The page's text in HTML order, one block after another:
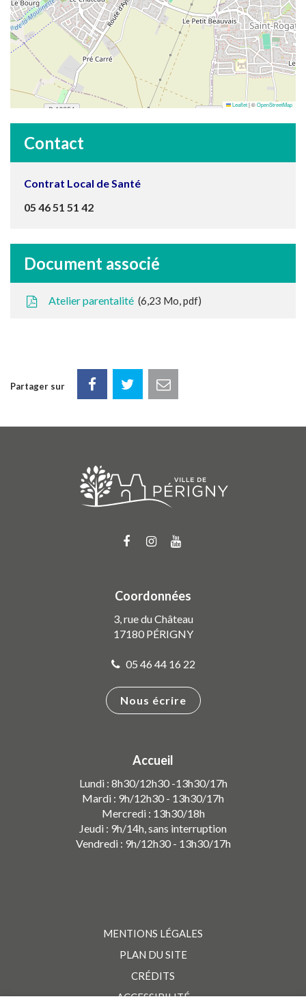
Leaflet|©OpenStreetMap
Contact
Contrat Local de Santé
05 46 51 51 42
Document associé
Atelier parentalité 6,23 Mo, pdf
Partager sur
Lien
compte
Lien
comptechaîne
Coordonnées
3, rue du Château
17180 PÉRIGNY
05 46 44 16 22
Nous écrire
Accueil
Lundi : 8h30/12h30 -13h30/17h
Mardi : 9h/12h30 - 13h30/17h
Mercredi : 13h30/18h
Jeudi : 9h/14h, sans interruption
Vendredi : 9h/12h30 - 13h30/17h
MENTIONS LÉGALES
PLAN DU SITE
CRÉDITS